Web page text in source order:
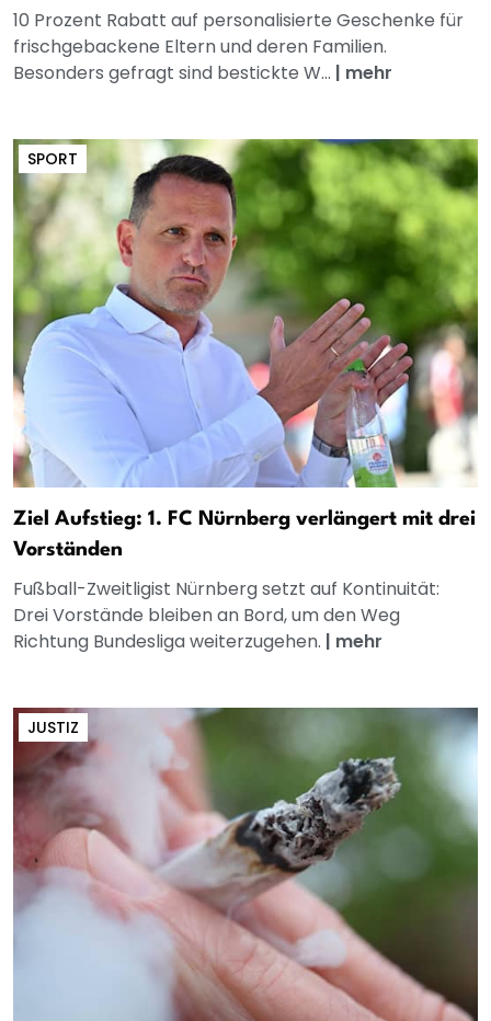
10 Prozent Rabatt auf personalisierte Geschenke für
frischgebackene Eltern und deren Familien.
Besonders gefragt sind bestickte W... | mehr
SPORT
Ziel Aufstieg: 1. FC Nürnberg verlängert mit drei
Vorständen
Fußball-Zweitligist Nürnberg setzt auf Kontinuität:
Drei Vorstände bleiben an Bord, um den Weg
Richtung Bundesliga weiterzugehen. | mehr
JUSTIZ